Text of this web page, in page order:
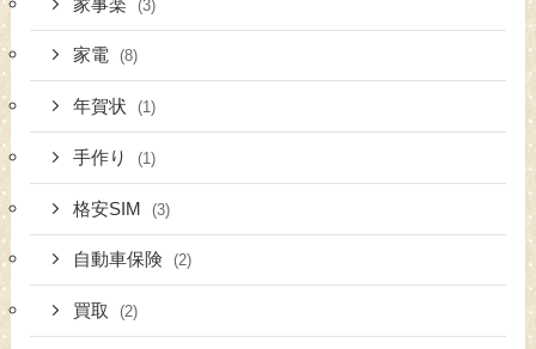
家事楽 (3)
家電 (8)
年賀状 (1)
手作り (1)
格安SIM (3)
自動車保険 (2)
買取 (2)